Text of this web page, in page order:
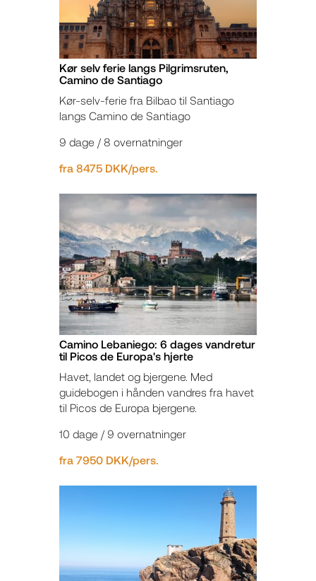
Kør selv ferie langs Pilgrimsruten,
Camino de Santiago
Kør-selv-ferie fra Bilbao til Santiago
langs Camino de Santiago
9 dage / 8 overnatninger
fra 8475 DKK/pers.
Camino Lebaniego: 6 dages vandretur
til Picos de Europa's hjerte
Havet, landet og bjergene. Med
guidebogen i hånden vandres fra havet
til Picos de Europa bjergene.
10 dage / 9 overnatninger
fra 7950 DKK/pers.